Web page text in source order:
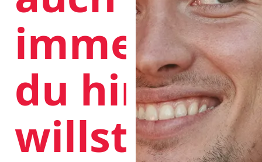
immer
du hin
willst.